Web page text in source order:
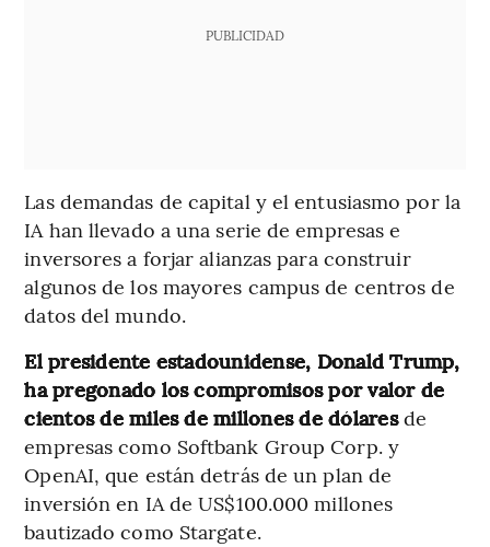
PUBLICIDAD
Las demandas de capital y el entusiasmo por la
IA han llevado a una serie de empresas e
inversores a forjar alianzas para construir
algunos de los mayores campus de centros de
datos del mundo.
El presidente estadounidense, Donald Trump,
ha pregonado los compromisos por valor de
cientos de miles de millones de dólaresde
empresas como Softbank Group Corp. y
OpenAI, que están detrás de un plan de
inversión en IA de US$100.000 millones
bautizado como Stargate.